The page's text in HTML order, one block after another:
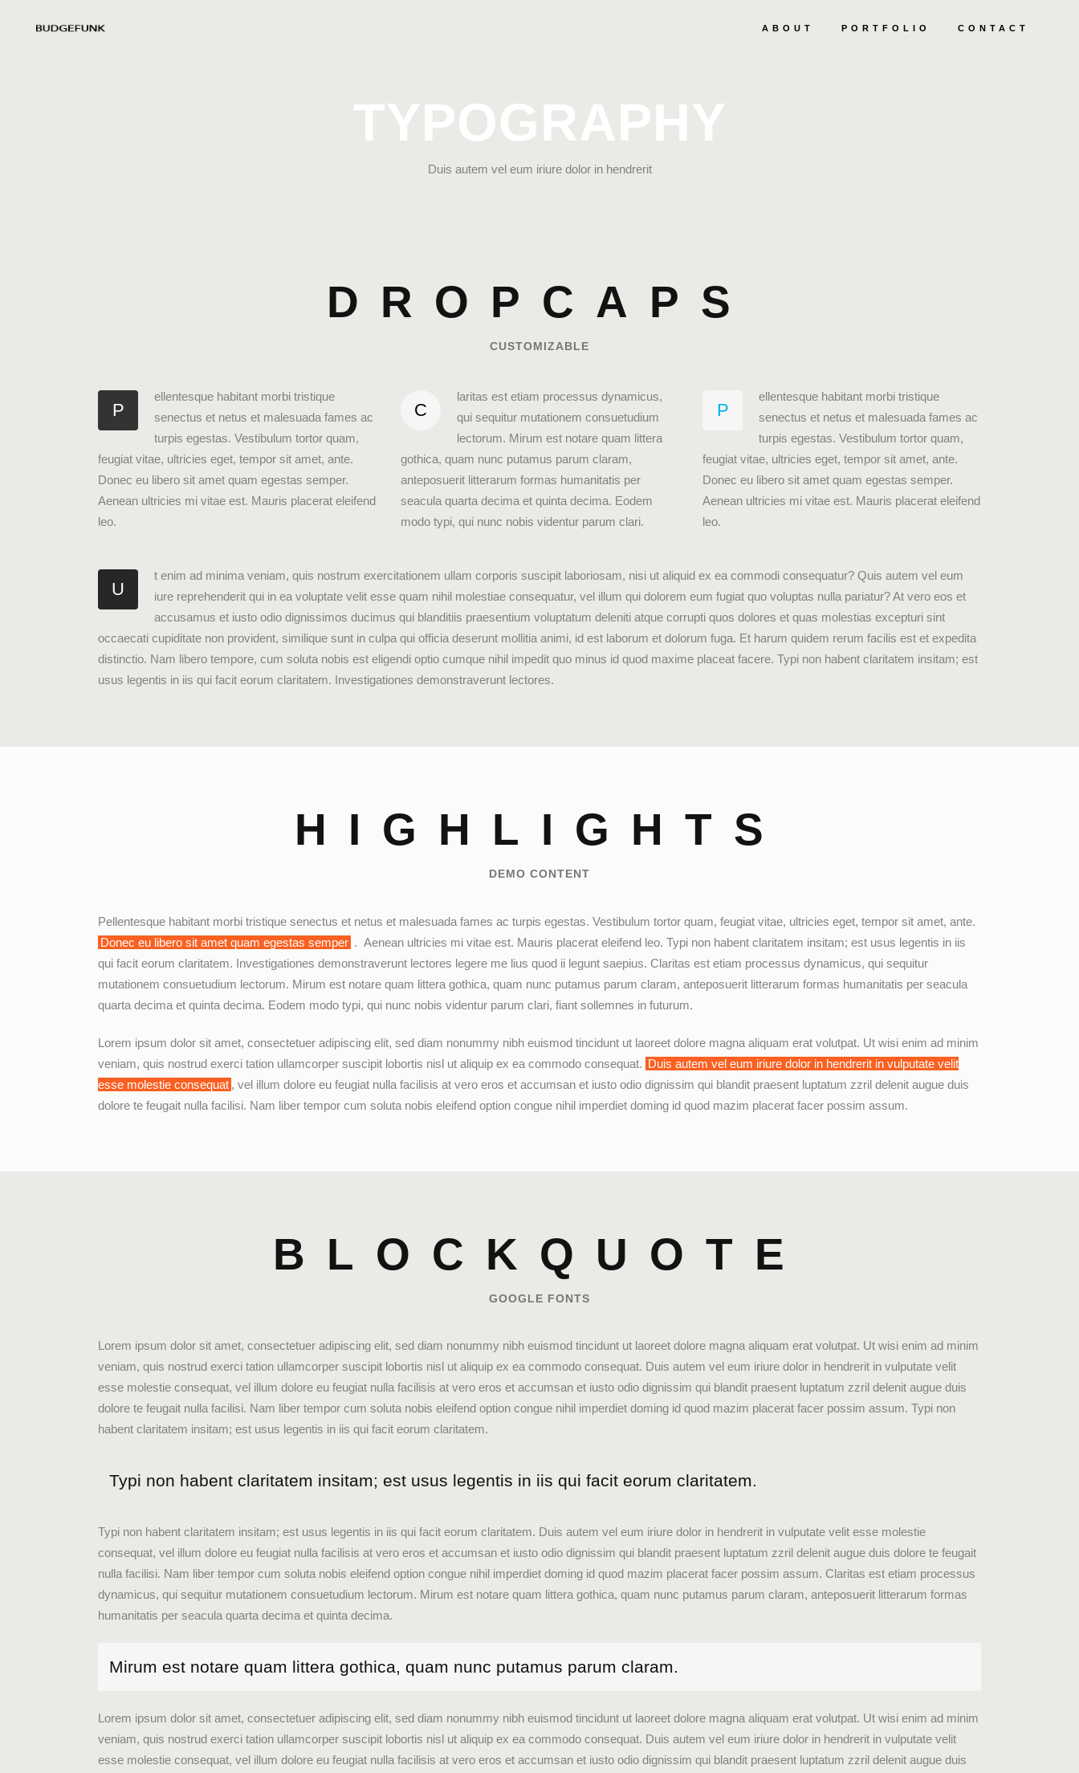
ABOUT PORTFOLIO CONTACT
TYPOGRAPHY
Duis autem vel eum iriure dolor in hendrerit
DROPCAPS
CUSTOMIZABLE
P
ellentesque habitant morbi tristique
senectus et netus et malesuada fames ac
turpis egestas. Vestibulum tortor quam,
feugiat vitae, ultricies eget, tempor sit amet, ante.
Donec eu libero sit amet quam egestas semper.
Aenean ultricies mi vitae est. Mauris placerat eleifend
leo.
C
laritas est etiam processus dynamicus,
qui sequitur mutationem consuetudium
lectorum. Mirum est notare quam littera
gothica, quam nunc putamus parum claram,
anteposuerit litterarum formas humanitatis per
seacula quarta decima et quinta decima. Eodem
modo typi, qui nunc nobis videntur parum clari.
P
ellentesque habitant morbi tristique
senectus et netus et malesuada fames ac
turpis egestas. Vestibulum tortor quam,
feugiat vitae, ultricies eget, tempor sit amet, ante.
Donec eu libero sit amet quam egestas semper.
Aenean ultricies mi vitae est. Mauris placerat eleifend
leo.
U
t enim ad minima veniam, quis nostrum exercitationem ullam corporis suscipit laboriosam, nisi ut aliquid ex ea commodi consequatur? Quis autem vel eum
iure reprehenderit qui in ea voluptate velit esse quam nihil molestiae consequatur, vel illum qui dolorem eum fugiat quo voluptas nulla pariatur? At vero eos et
accusamus et iusto odio dignissimos ducimus qui blanditiis praesentium voluptatum deleniti atque corrupti quos dolores et quas molestias excepturi sint
occaecati cupiditate non provident, similique sunt in culpa qui officia deserunt mollitia animi, id est laborum et dolorum fuga. Et harum quidem rerum facilis est et expedita
distinctio. Nam libero tempore, cum soluta nobis est eligendi optio cumque nihil impedit quo minus id quod maxime placeat facere. Typi non habent claritatem insitam; est
usus legentis in iis qui facit eorum claritatem. Investigationes demonstraverunt lectores.
HIGHLIGHTS
DEMO CONTENT
Pellentesque habitant morbi tristique senectus et netus et malesuada fames ac turpis egestas. Vestibulum tortor quam, feugiat vitae, ultricies eget, tempor sit amet, ante.
Donec eu libero sit amet quam egestas semper . Aenean ultricies mi vitae est. Mauris placerat eleifend leo. Typi non habent claritatem insitam; est usus legentis in iis
qui facit eorum claritatem. Investigationes demonstraverunt lectores legere me lius quod ii legunt saepius. Claritas est etiam processus dynamicus, qui sequitur
mutationem consuetudium lectorum. Mirum est notare quam littera gothica, quam nunc putamus parum claram, anteposuerit litterarum formas humanitatis per seacula
quarta decima et quinta decima. Eodem modo typi, qui nunc nobis videntur parum clari, fiant sollemnes in futurum.
Lorem ipsum dolor sit amet, consectetuer adipiscing elit, sed diam nonummy nibh euismod tincidunt ut laoreet dolore magna aliquam erat volutpat. Ut wisi enim ad minim
veniam, quis nostrud exerci tation ullamcorper suscipit lobortis nisl ut aliquip ex ea commodo consequat. Duis autem vel eum iriure dolor in hendrerit in vulputate velit
esse molestie consequat , vel illum dolore eu feugiat nulla facilisis at vero eros et accumsan et iusto odio dignissim qui blandit praesent luptatum zzril delenit augue duis
dolore te feugait nulla facilisi. Nam liber tempor cum soluta nobis eleifend option congue nihil imperdiet doming id quod mazim placerat facer possim assum.
BLOCKQUOTE
GOOGLE FONTS
Lorem ipsum dolor sit amet, consectetuer adipiscing elit, sed diam nonummy nibh euismod tincidunt ut laoreet dolore magna aliquam erat volutpat. Ut wisi enim ad minim
veniam, quis nostrud exerci tation ullamcorper suscipit lobortis nisl ut aliquip ex ea commodo consequat. Duis autem vel eum iriure dolor in hendrerit in vulputate velit
esse molestie consequat, vel illum dolore eu feugiat nulla facilisis at vero eros et accumsan et iusto odio dignissim qui blandit praesent luptatum zzril delenit augue duis
dolore te feugait nulla facilisi. Nam liber tempor cum soluta nobis eleifend option congue nihil imperdiet doming id quod mazim placerat facer possim assum. Typi non
habent claritatem insitam; est usus legentis in iis qui facit eorum claritatem.
Typi non habent claritatem insitam; est usus legentis in iis qui facit eorum claritatem.
Typi non habent claritatem insitam; est usus legentis in iis qui facit eorum claritatem. Duis autem vel eum iriure dolor in hendrerit in vulputate velit esse molestie
consequat, vel illum dolore eu feugiat nulla facilisis at vero eros et accumsan et iusto odio dignissim qui blandit praesent luptatum zzril delenit augue duis dolore te feugait
nulla facilisi. Nam liber tempor cum soluta nobis eleifend option congue nihil imperdiet doming id quod mazim placerat facer possim assum. Claritas est etiam processus
dynamicus, qui sequitur mutationem consuetudium lectorum. Mirum est notare quam littera gothica, quam nunc putamus parum claram, anteposuerit litterarum formas
humanitatis per seacula quarta decima et quinta decima.
Mirum est notare quam littera gothica, quam nunc putamus parum claram.
Lorem ipsum dolor sit amet, consectetuer adipiscing elit, sed diam nonummy nibh euismod tincidunt ut laoreet dolore magna aliquam erat volutpat. Ut wisi enim ad minim
veniam, quis nostrud exerci tation ullamcorper suscipit lobortis nisl ut aliquip ex ea commodo consequat. Duis autem vel eum iriure dolor in hendrerit in vulputate velit
esse molestie consequat, vel illum dolore eu feugiat nulla facilisis at vero eros et accumsan et iusto odio dignissim qui blandit praesent luptatum zzril delenit augue duis